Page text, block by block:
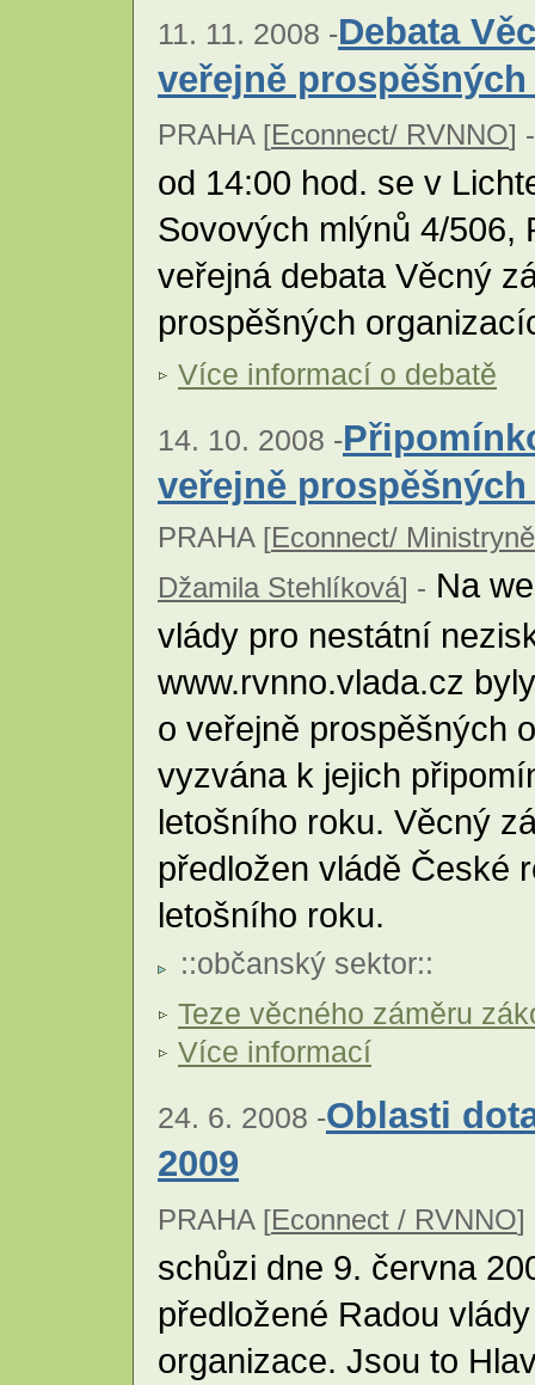
11. 11. 2008 -Debata
veřejně
PRAHA [Econnect/ RVNNO] -
od 14:00 hod. se v
Sovových mlýnů 4/506,
veřejná debata Věcný
prospěšných
Více informací o debatě
14. 10. 2008 -
veřejně
PRAHA [Econnect/
Džamila Stehlíková] - Na
vlády pro nestátní
www.rvnno.vlada.cz
o veřejně prospěšných
vyzvána k jejich
letošního roku. Věcný
předložen vládě České
letošního roku.
::občanský sektor::
Teze věcného záměru
Více informací
24. 6. 2008 -Oblasti
2009
PRAHA [Econnect / RVNNO]
schůzi dne 9. června
předložené Radou
organizace. Jsou to